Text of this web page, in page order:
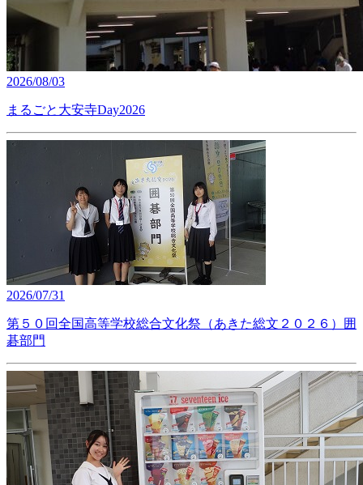
2026/08/03
まるごと大安寺Day2026
2026/07/31
第５０回全国高等学校総合文化祭（あきた総文２０２６）囲
碁部門